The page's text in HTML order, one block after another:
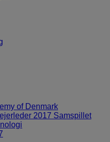
of Denmark
2017 Samspillet